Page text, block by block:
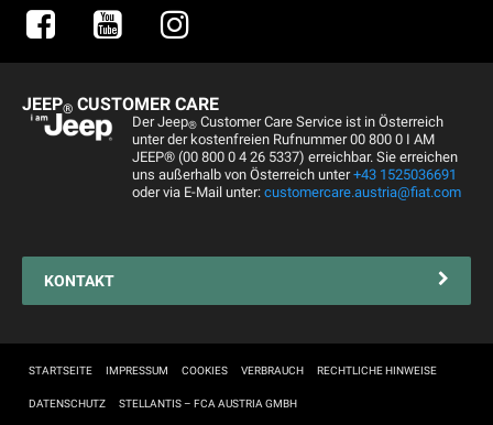
Informiert bleiben
Alle Services
Kundendienst
Servicepartner finden
Reifen
Fahrzeugimport
COC
JEEP® CUSTOMER CARE
Der Jeep® Customer Care Service ist in Österreich
unter der kostenfreien Rufnummer 00 800 0 I AM
JEEP® (00 800 0 4 26 5337) erreichbar. Sie erreichen
uns außerhalb von Österreich unter+43 1525036691
oder via E-Mail unter: customercare.austria@fiat.com
KONTAKT
STARTSEITE IMPRESSUM COOKIES VERBRAUCH RECHTLICHE HINWEISE
DATENSCHUTZ STELLANTIS – FCA AUSTRIA GMBH